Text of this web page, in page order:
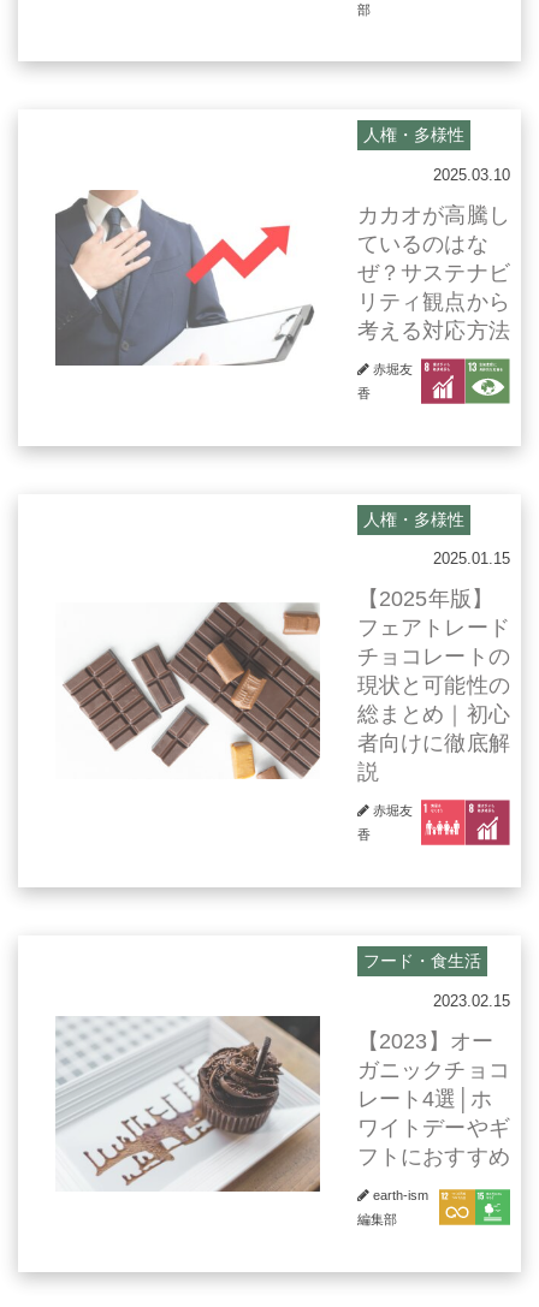
部
人権・多様性
2025.03.10
カカオが高騰し
ているのはな
ぜ？サステナビ
リティ観点から
考える対応方法
赤堀友
香
人権・多様性
2025.01.15
【2025年版】
フェアトレード
チョコレートの
現状と可能性の
総まとめ｜初心
者向けに徹底解
説
赤堀友
香
フード・食生活
2023.02.15
【2023】オー
ガニックチョコ
レート4選│ホ
ワイトデーやギ
フトにおすすめ
earth-ism
編集部